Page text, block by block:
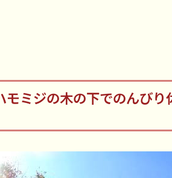
モミジの木の下でのんびり